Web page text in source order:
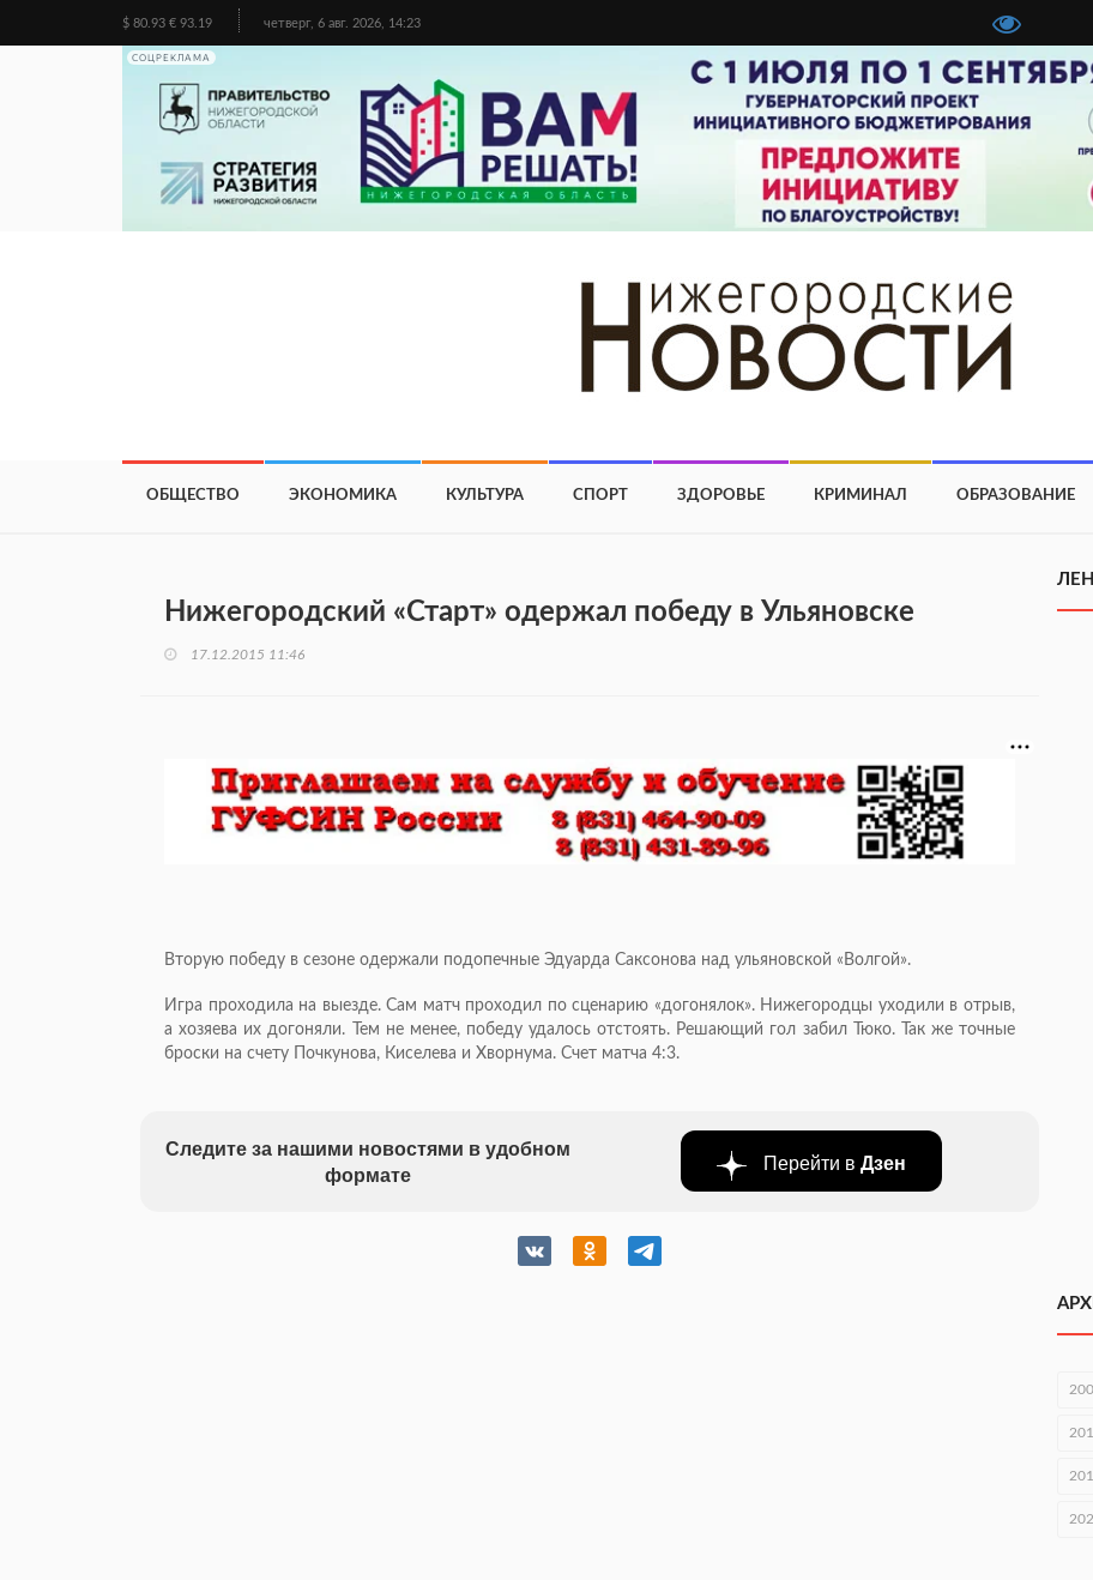
$ 80.93 € 93.19 четверг, 6 авг. 2026, 14:23
СОЦРЕКЛАМА
ОБЩЕСТВО ЭКОНОМИКА КУЛЬТУРА СПОРТ ЗДОРОВЬЕ КРИМИНАЛ ОБРАЗОВАНИЕ
Нижегородский «Старт» одержал победу в Ульяновске
17.12.2015 11:46
Вторую победу в сезоне одержали подопечные Эдуарда Саксонова над ульяновской «Волгой».
Игра проходила на выезде. Сам матч проходил по сценарию «догонялок». Нижегородцы уходили в отрыв,
а хозяева их догоняли. Тем не менее, победу удалось отстоять. Решающий гол забил Тюко. Так же точные
броски на счету Почкунова, Киселева и Хворнума. Счет матча 4:3.
Следите за нашими новостями в удобном
формате
Перейти в Дзен